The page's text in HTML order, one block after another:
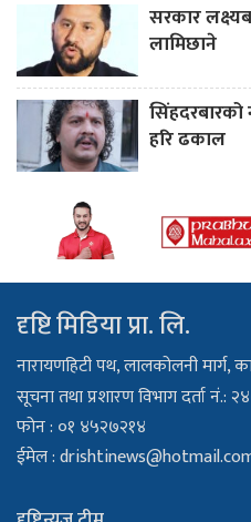
सरकार
लामिछाने
सिंहदरबारको
हरि ढकाल
दृष्टि मिडिया प्रा. लि.
नारायणहिटी पथ, लालकोलनी मार्ग,
सूचना तथा प्रशारण विभाग दर्ता नं.:
फोन : ०१ ४५२७२१४
ईमेल :